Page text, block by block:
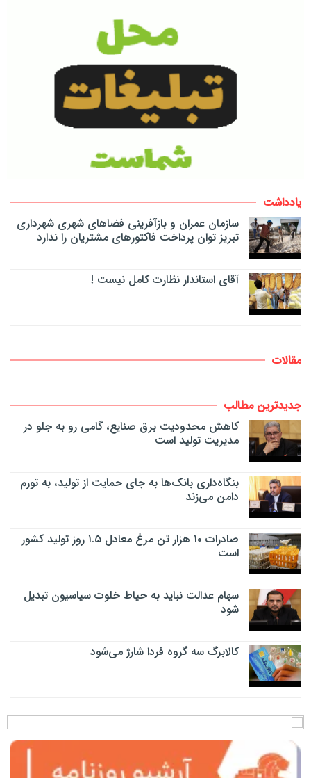
یادداشت
سازمان عمران و بازآفرینی فضاهای شهری شهرداری
تبریز توان پرداخت فاکتورهای مشتریان را ندارد
آقای استاندار نظارت کامل نیست !
مقالات
جدیدترین مطالب
کاهش محدودیت برق صنایع، گامی رو به جلو در
مدیریت تولید است
بنگاه‌داری بانک‌ها به جای حمایت از تولید، به تورم
دامن می‌زند
صادرات ۱۰ هزار تن مرغ معادل ۱.۵ روز تولید کشور
است
سهام عدالت نباید به حیاط خلوت سیاسیون تبدیل
شود
کالابرگ سه گروه فردا شارژ می‌شود